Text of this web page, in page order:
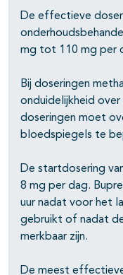
open- en
De effectieve
mg tot 110 mg per
Bij doseringen
onduidelijkheid
doseringen moet
bloedspiegels te
De startdosering
8 mg per dag.
uur nadat voor het
gebruikt of nadat
merkbaar zijn.
De meest